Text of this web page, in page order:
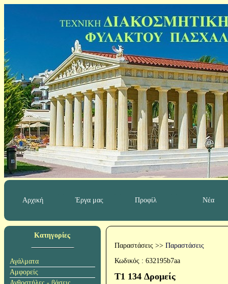
Αρχική Έργα μας Προφίλ Νέα
Κατηγορίες
Αγάλματα
Αμφορείς
Παραστάσεις >> Παραστάσεις
Κωδικός : 632195b7aa
T1 134 Δρομείς